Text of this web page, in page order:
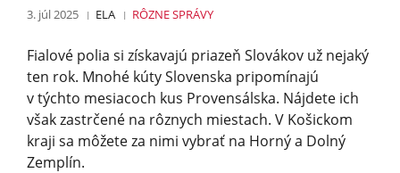
3. júl 2025 ELA RÔZNESPRÁVY
Fialové polia si získavajú priazeň Slovákov už nejaký
ten rok. Mnohé kúty Slovenska pripomínajú
v týchto mesiacoch kus Provensálska. Nájdete ich
však zastrčené na rôznych miestach. V Košickom
kraji sa môžete za nimi vybrať na Horný a Dolný
Zemplín.